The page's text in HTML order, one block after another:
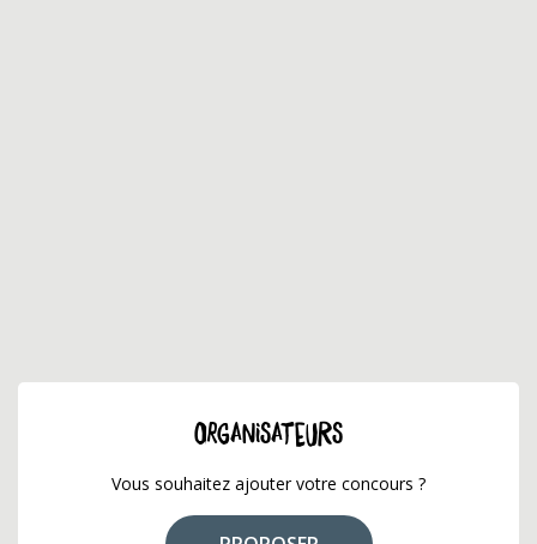
ORGANISATEURS
Vous souhaitez ajouter votre concours ?